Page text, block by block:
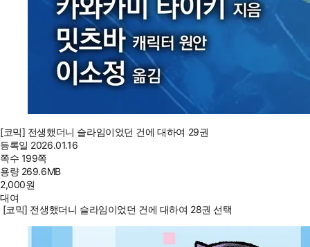
[코믹] 전생했더니 슬라임이었던 건에 대하여 29권
등록일 2026.01.16
쪽수 199쪽
용량 269.6MB
2,000원
대여
[코믹] 전생했더니 슬라임이었던 건에 대하여 28권 선택